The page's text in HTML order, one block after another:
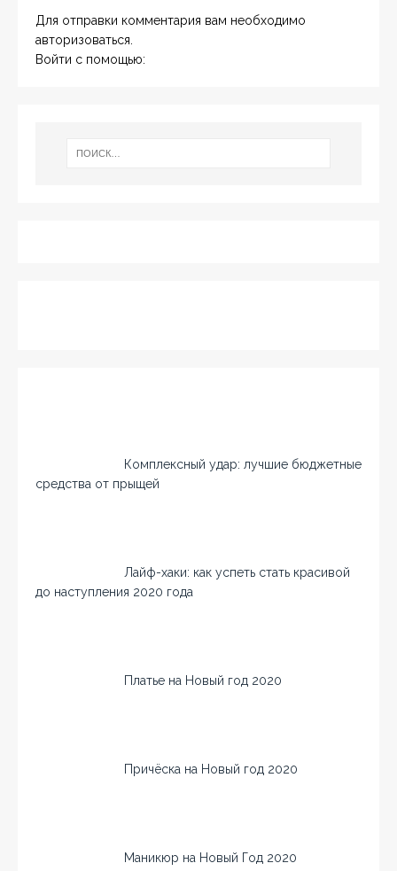
Для отправки комментария вам необходимо
авторизоваться
Войти с помощью:
Комплексный удар: лучшие бюджетные
средства от прыщей
Лайф-хаки: как успеть стать красивой
до наступления 2020 года
Платье на Новый год 2020
Причёска на Новый год 2020
Маникюр на Новый Год 2020